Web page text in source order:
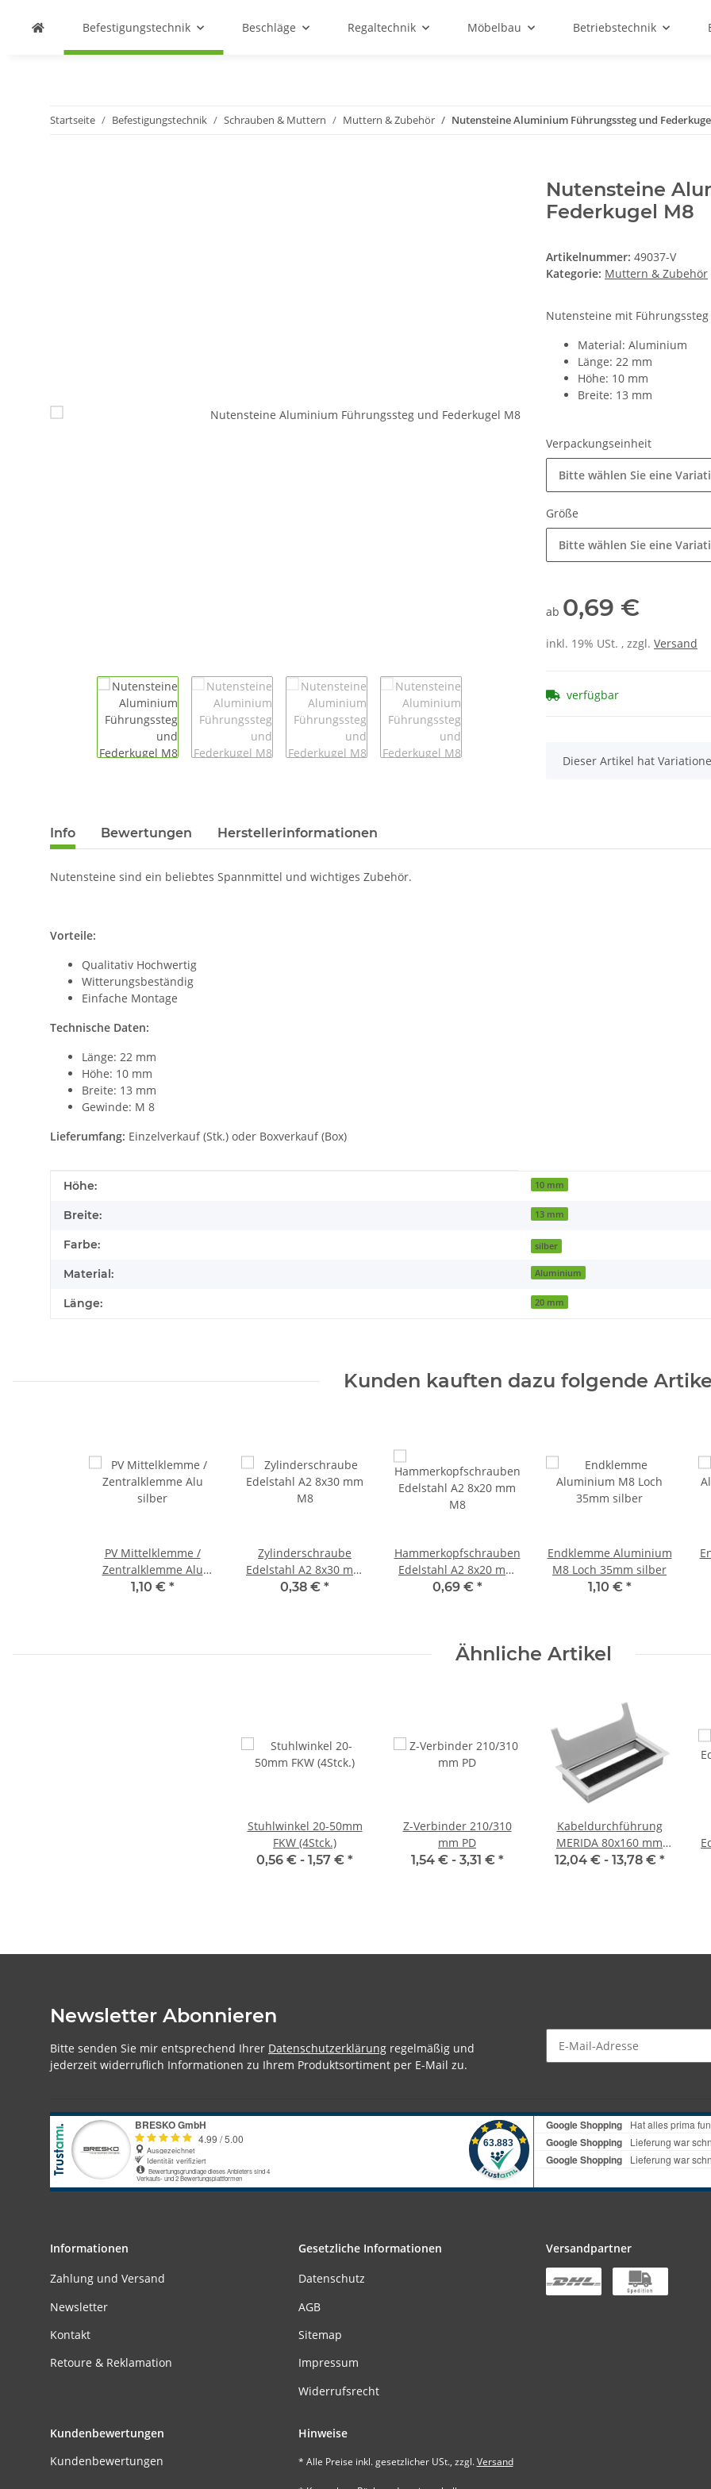
Befestigungstechnik Beschläge Regaltechnik Möbelbau Betriebstechnik
Startseite Befestigungstechnik Schrauben & Muttern Muttern & Zubehör Nutensteine Aluminium Führungssteg und
Nutensteine
Federkugel M8
Artikelnummer: 49037-V
Kategorie: Muttern & Zubehör
Nutensteine mit
Material: Aluminium
Länge: 22 mm
Höhe: 10 mm
Breite: 13 mm
Verpackungseinheit
Bitte wählen Sie eine
Größe
Bitte wählen Sie eine
ab 0,69 €
inkl. 19% USt. , zzgl. Versand
verfügbar
x
Dieser Artikel hat
Info Bewertungen Herstellerinformationen
Nutensteine sind ein beliebtes Spannmittel und wichtiges Zubehör.
Vorteile:
Qualitativ Hochwertig
Witterungsbeständig
Einfache Montage
Technische Daten:
Länge: 22 mm
Höhe: 10 mm
Breite: 13 mm
Gewinde: M 8
Lieferumfang: Einzelverkauf (Stk.) oder Boxverkauf (Box)
Produkteigenschaft
Wert
Höhe: 10 mm
Breite: 13 mm
Farbe: silber
Material: Aluminium
Länge: 20 mm
Kunden kauften dazu folgende
PV Mittelklemme /
Zentralklemme Alu
silber
1,10 € *
Zylinderschraube
Edelstahl A2 8x30 mm
M8
0,38 € *
Hammerkopfschrauben
Edelstahl A2 8x20 mm
M8
0,69 € *
Endklemme Aluminium
M8 Loch 35mm silber
1,10 € *
Ähnliche Artikel
Stuhlwinkel 20-50mm
FKW (4Stck.)
0,56 € - 1,57 € *
Z-Verbinder 210/310
mm PD
1,54 € - 3,31 € *
Kabeldurchführung
MERIDA 80x160 mm
(schwarz, silber)
12,04 € - 13,78 € *
Newsletter Abonnieren
Bitte senden Sie mir entsprechend Ihrer Datenschutzerklärung regelmäßig und
jederzeit widerruflich Informationen zu Ihrem Produktsortiment per E-Mail zu.
Informationen
Zahlung und Versand
Newsletter
Kontakt
Retoure & Reklamation
Gesetzliche Informationen
Datenschutz
AGB
Sitemap
Impressum
Widerrufsrecht
Versandpartner
Kundenbewertungen
Kundenbewertungen
Hinweise
* Alle Preise inkl. gesetzlicher USt., zzgl.Versand